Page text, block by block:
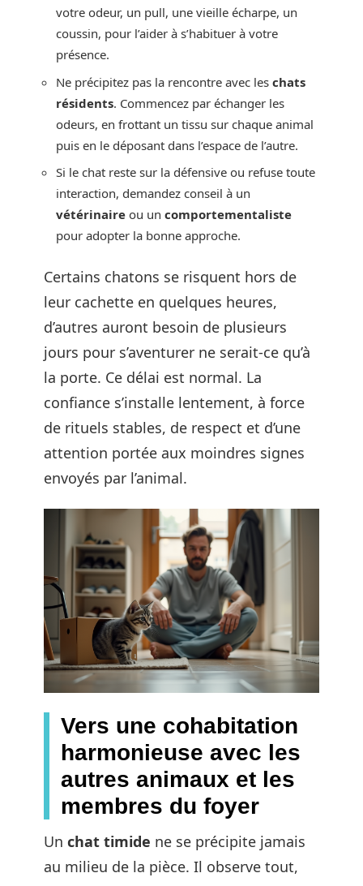
votre odeur, un pull, une vieille écharpe, un
coussin, pour l’aider à s’habituer à votre
présence.
Ne précipitez pas la rencontre avec les chats
résidents. Commencez par échanger les
odeurs, en frottant un tissu sur chaque animal
puis en le déposant dans l’espace de l’autre.
Si le chat reste sur la défensive ou refuse toute
interaction, demandez conseil à un
vétérinaire ou un comportementaliste
pour adopter la bonne approche.
Certains chatons se risquent hors de
leur cachette en quelques heures,
d’autres auront besoin de plusieurs
jours pour s’aventurer ne serait-ce qu’à
la porte. Ce délai est normal. La
confiance s’installe lentement, à force
de rituels stables, de respect et d’une
attention portée aux moindres signes
envoyés par l’animal.
Vers une cohabitation
harmonieuse avec les
autres animaux et les
membres du foyer
Un chat timide ne se précipite jamais
au milieu de la pièce. Il observe tout,